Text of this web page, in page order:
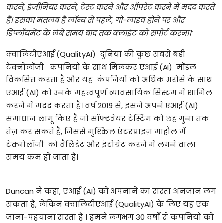
करने, इंजीनियर करने, टेस्ट करने और ऑपरेट करने में मदद करते
हैं। इसका मतलब है लॉन्च से पहले, गो-लाइव होने पर और
डिप्लॉयमेंट के लंबे समय बाद तक क्लाइंट को सपोर्ट करना।”
क्वालिटीएआई (QualityAI) दुनिया की कुछ सबसे बड़ी
टेक्नोलॉजी कंपनियों के साथ मिलकर एआई (AI) मॉडल
विकसित करता है और यह कंपनियों को अधिक भरोसे के साथ
एआई (AI) को उनके महत्वपूर्ण व्यावसायिक सिस्टम में शामिल
करने में मदद करता है। वर्ष 2019 से, इसने अपने एआई (AI)
समाधान लागू किए हैं जो सॉफ्टवेयर टेस्टिंग को छह गुना तक
तेज़ कर सकते हैं, जिससे मुश्किल एंटरप्राइज़ माहौल में
टेक्नोलॉजी को वैलिडेट और इंटीग्रेट करने में लगने वाला
समय कम हो जाता है।
Duncan ने कहा, एआई (AI) को अपनाने का रास्ता अनजान लग
सकता है, लेकिन क्वालिटीएआई (QualityAI) के लिए यह एक
जाना-पहचाना रास्ता है । हमने लगभग 30 वर्षों से कंपनियों को